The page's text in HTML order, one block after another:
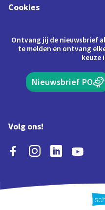
Cookies
Ontvang jij de nieuwsbrief
te melden en ontvang
keuze
Nieuwsbrief PO
Volg ons!